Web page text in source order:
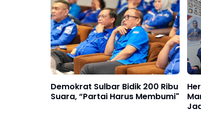
Demokrat Sulbar Bidik 200 Ribu
Suara, “Partai Harus Membumi"